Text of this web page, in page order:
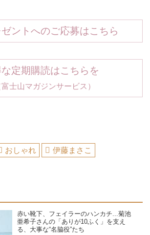
ントへのご応募はこちら
定期購読はこちらを
士山マガジンサービス）
おしゃれ 伊藤まさこ
赤い靴下、フェイラーのハンカチ...菊池
亜希子さんの「ありが10ふく」を支え
る、大事な“名脇役”たち